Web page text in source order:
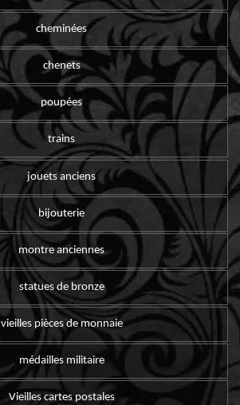
cheminées
chenets
poupées
trains
jouets anciens
bijouterie
montre anciennes
statues de bronze
vieilles pièces de monnaie
médailles militaire
Vieilles cartes postales